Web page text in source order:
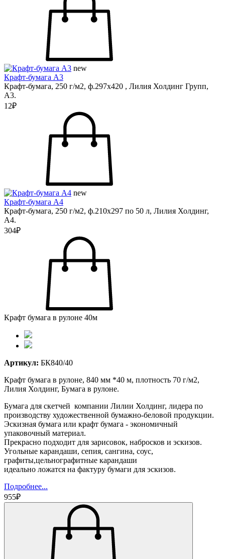
new
Крафт-бумага А3
Крафт-бумага, 250 г/м2, ф.297х420 , Лилия Холдинг Групп,
А3.
12₽
new
Крафт-бумага А4
Крафт-бумага, 250 г/м2, ф.210х297 по 50 л, Лилия Холдинг,
А4.
304₽
Крафт бумага в рулоне 40м
Артикул: БК840/40
Крафт бумага в рулоне, 840 мм *40 м, плотность 70 г/м2,
Лилия Холдинг, Бумага в рулоне.
Бумага для скетчей компании Лилии Холдинг, лидера по
производству художественной бумажно-беловой продукции.
Эскизная бумага или крафт бумага - экономичный
упаковочный материал.
Прекрасно подходит для зарисовок, набросков и эскизов.
Угольные карандаши, сепия, сангина, соус,
графиты,цельнографитные карандаши
идеально ложатся на фактуру бумаги для эскизов.
Подробнее...
955₽